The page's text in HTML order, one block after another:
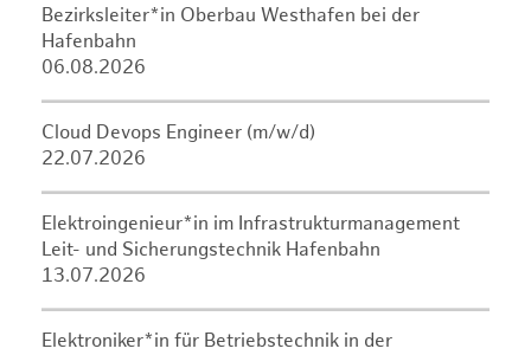
Bezirksleiter*in Oberbau Westhafen bei der
Hafenbahn
06.08.2026
Cloud Devops Engineer (m/w/d)
22.07.2026
Elektroingenieur*in im Infrastrukturmanagement
Leit- und Sicherungstechnik Hafenbahn
13.07.2026
Elektroniker*in für Betriebstechnik in der